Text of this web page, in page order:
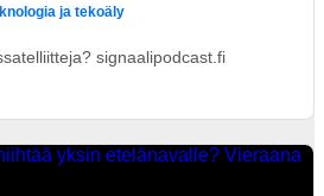
ja tekoäly
signaalipodcast.fi